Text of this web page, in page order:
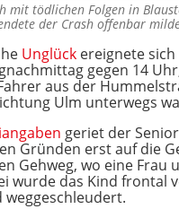
mit tödlichen Folgen in
der Crash offenbar
Unglück ereignete
gegen 14
aus der
Ulm unterwegs
geriet der
Gründen erst auf die
Gehweg, wo eine Frau
wurde das Kind frontal
weggeschleudert.